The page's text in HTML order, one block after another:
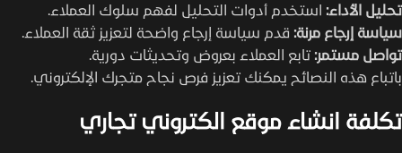
تحليل الأداء: استخدم أدوات التحليل لفهم سلوك العملاء.
سياسة إرجاع مرنة: قدم سياسة إرجاع واضحة لتعزيز ثقة العملاء.
تواصل مستمر: تابع العملاء بعروض وتحديثات دورية.
باتباع هذه النصائح يمكنك تعزيز فرص نجاح متجرك الإلكتروني.
تكلفة انشاء موقع الكتروني تجاري